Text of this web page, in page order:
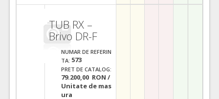
TUB RX –
Brivo DR-F
NUMAR DE REFERIN
TA: 573
PRET DE CATALOG:
79.200,00 RON /
Unitate de mas
ura